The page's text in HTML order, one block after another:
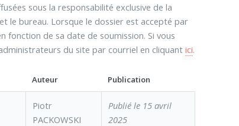
sous la responsabilité exclusive de la
le bureau. Lorsque le dossier est accepté par
fonction de sa date de soumission. Si vous
du site par courriel en cliquantici.
Auteur Publication
Piotr
PACKOWSKI
Publié le 15 avril
2025